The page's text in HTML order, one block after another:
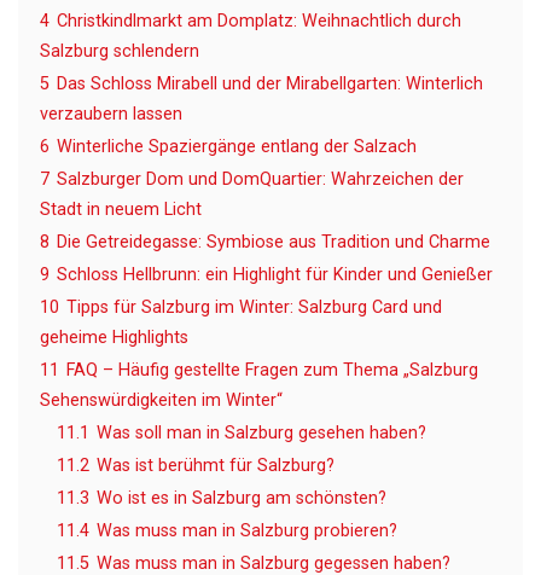
4 Christkindlmarkt am Domplatz: Weihnachtlich durch
Salzburg schlendern
5 Das Schloss Mirabell und der Mirabellgarten: Winterlich
verzaubern lassen
6 Winterliche Spaziergänge entlang der Salzach
7 Salzburger Dom und DomQuartier: Wahrzeichen der
Stadt in neuem Licht
8 Die Getreidegasse: Symbiose aus Tradition und Charme
9 Schloss Hellbrunn: ein Highlight für Kinder und Genießer
10 Tipps für Salzburg im Winter: Salzburg Card und
geheime Highlights
11
FAQ – Häufig gestellte Fragen zum Thema „Salzburg
Sehenswürdigkeiten im Winter“
11.1 Was soll man in Salzburg gesehen haben?
11.2 Was ist berühmt für Salzburg?
11.3 Wo ist es in Salzburg am schönsten?
11.4 Was muss man in Salzburg probieren?
11.5 Was muss man in Salzburg gegessen haben?